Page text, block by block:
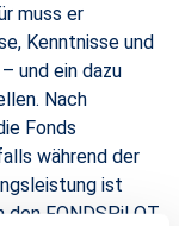
muss er
Kenntnisse und
und ein dazu
Nach
Fonds
während der
ist
den FONDSPiLOT